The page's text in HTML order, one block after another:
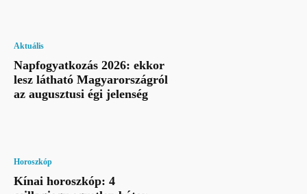
Aktuális
Napfogyatkozás 2026: ekkor
lesz látható Magyarországról
az augusztusi égi jelenség
Horoszkóp
Kínai horoszkóp: 4